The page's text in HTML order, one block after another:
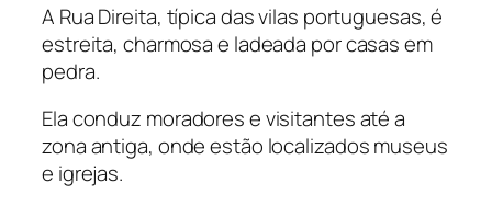
A Rua Direita, típica das vilas portuguesas, é
estreita, charmosa e ladeada por casas em
pedra.
Ela conduz moradores e visitantes até a
zona antiga, onde estão localizados museus
e igrejas.